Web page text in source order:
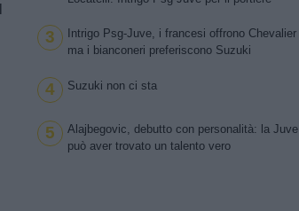
3
Intrigo Psg-Juve, i francesi offrono Chevalier
ma i bianconeri preferiscono Suzuki
4 Suzuki non ci sta
5
Alajbegovic, debutto con personalità: la Juve
può aver trovato un talento vero